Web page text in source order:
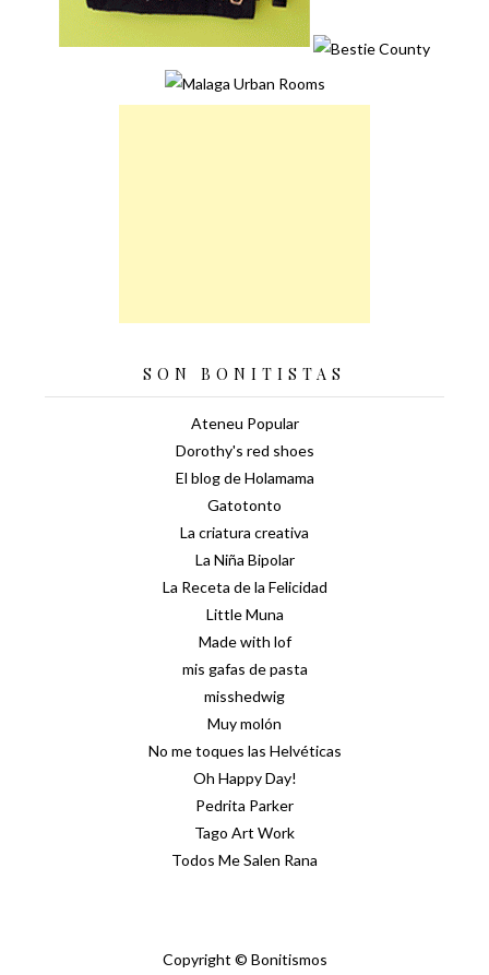
SON BONITISTAS
Ateneu Popular
Dorothy's red shoes
El blog de Holamama
Gatotonto
La criatura creativa
La Niña Bipolar
La Receta de la Felicidad
Little Muna
Made with lof
mis gafas de pasta
misshedwig
Muy molón
No me toques las Helvéticas
Oh Happy Day!
Pedrita Parker
Tago Art Work
Todos Me Salen Rana
Copyright © Bonitismos